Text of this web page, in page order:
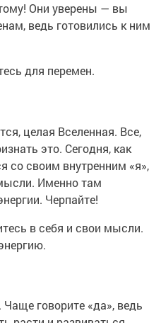
Они уверены — вы
ведь готовились к ним
для перемен.
целая Вселенная. Все,
это. Сегодня, как
со своим внутренним «я»,
Именно там
Черпайте!
в себя и свои мысли.
Чаще говорите «да», ведь